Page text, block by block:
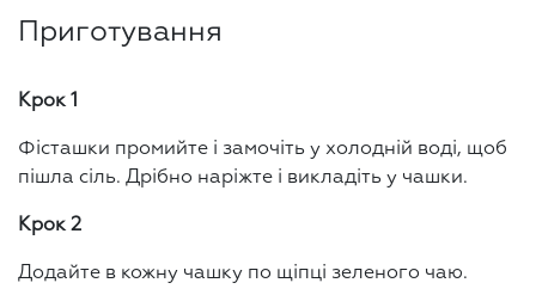
Приготування
Крок 1
Фісташки промийте і замочіть у холодній воді, щоб
пішла сіль. Дрібно наріжте і викладіть у чашки.
Крок 2
Додайте в кожну чашку по щіпці зеленого чаю.